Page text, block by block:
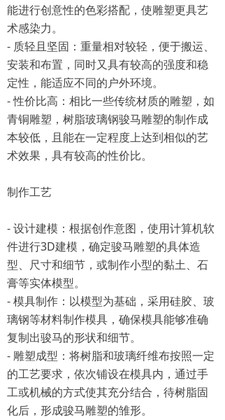
能进行创意性的色彩搭配，使雕塑更具艺
术感染力。
- 质轻且坚固：重量相对较轻，便于搬运、
安装和布置，同时又具有较高的强度和稳
定性，能适应不同的户外环境。
- 性价比高：相比一些传统材质的雕塑，如
青铜雕塑，树脂玻璃钢骏马雕塑的制作成
本较低，且能在一定程度上达到相似的艺
术效果，具有较高的性价比。
制作工艺
- 设计建模：根据创作意图，使用计算机软
件进行3D建模，确定骏马雕塑的具体造
型、尺寸和细节，或制作小型的黏土、石
膏等实体模型。
- 模具制作：以模型为基础，采用硅胶、玻
璃钢等材料制作模具，确保模具能够准确
复制出骏马的形状和细节。
- 雕塑成型：将树脂和玻璃纤维布按照一定
的工艺要求，依次铺设在模具内，通过手
工或机械的方式使其充分结合，待树脂固
化后，形成骏马雕塑的雏形。